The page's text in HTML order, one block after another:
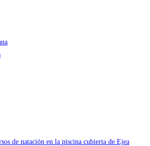
de natación en la piscina cubierta de Ejea